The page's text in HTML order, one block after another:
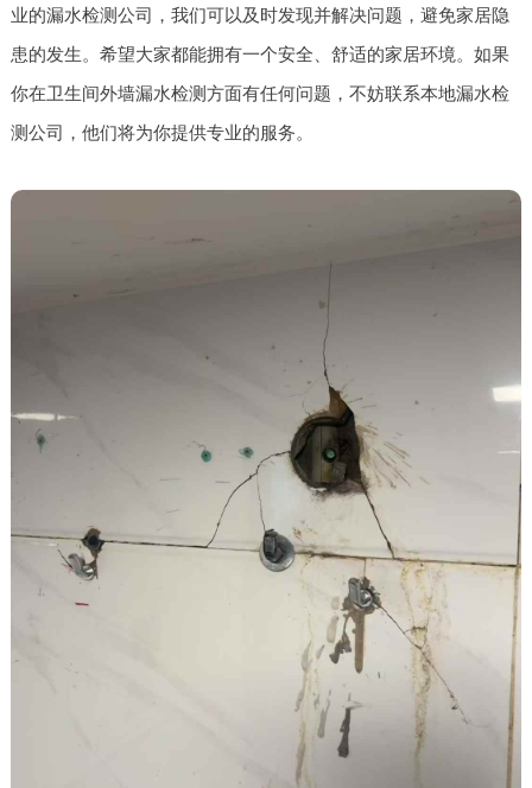
业的漏水检测公司，我们可以及时发现并解决问题，避免家居隐
患的发生。希望大家都能拥有一个安全、舒适的家居环境。如果
你在卫生间外墙漏水检测方面有任何问题，不妨联系本地漏水检
测公司，他们将为你提供专业的服务。